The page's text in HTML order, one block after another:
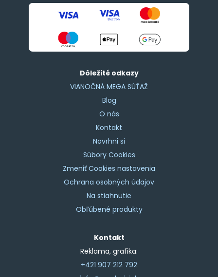
Dôležité odkazy
VIANOČNÁ MEGA SÚŤAŽ
Blog
O nás
Kontakt
Navrhni si
Súbory Cookies
Zmeniť Cookies nastavenia
Ochrana osobných údajov
Na stiahnutie
Obľúbené produkty
Kontakt
Reklama, grafika:
+421 907 212 792